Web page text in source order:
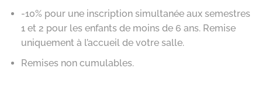
-10% pour une inscription simultanée aux semestres
1 et 2 pour les enfants de moins de 6 ans. Remise
uniquement à l’accueil de votre salle.
Remises non cumulables.